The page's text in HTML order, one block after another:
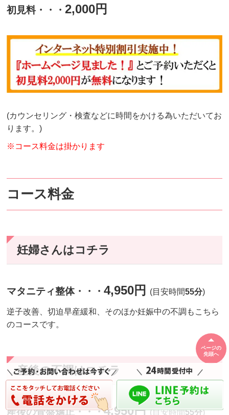
初見料・・・2,000円
(カウンセリング・検査などに時間をかける為いただいてお
ります。)
※コース料金は掛かります
コース料金
妊婦さんはコチラ
マタニティ整体・・・4,950円 (目安時間55分)
逆子改善、切迫早産緩和、そのほか妊娠中の不調もこちら
のコースです。
産後の不調はコチラ
産後の骨盤矯正・・・4,950円(目安時間55分)
ページの
先頭へ